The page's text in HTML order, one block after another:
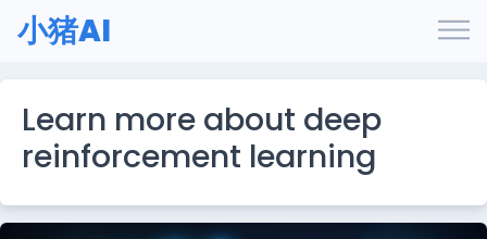
小猪AI
Learn more about deep
reinforcement learning